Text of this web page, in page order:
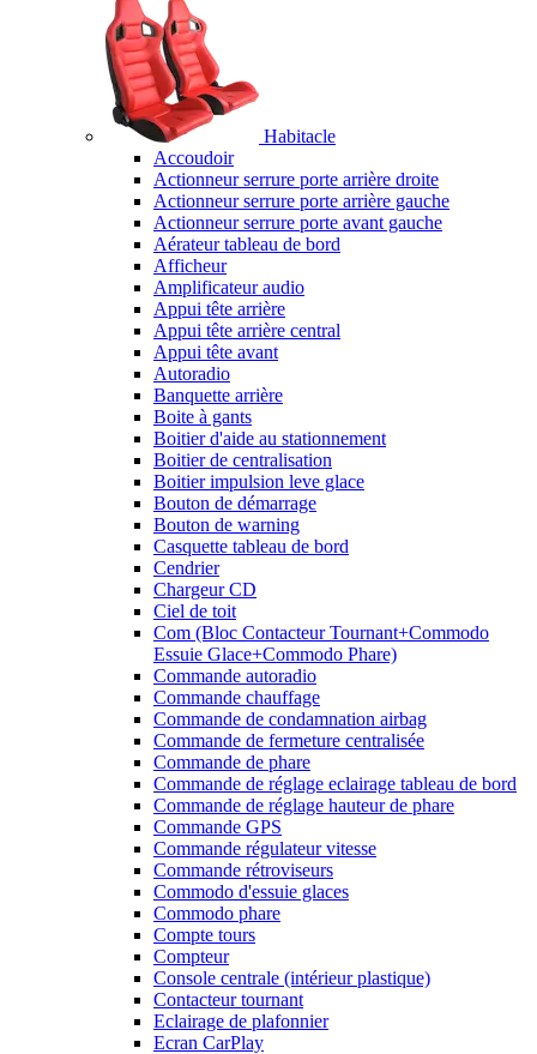
Habitacle
Accoudoir
Actionneur serrure porte arrière droite
Actionneur serrure porte arrière gauche
Actionneur serrure porte avant gauche
Aérateur tableau de bord
Afficheur
Amplificateur audio
Appui tête arrière
Appui tête arrière central
Appui tête avant
Autoradio
Banquette arrière
Boite à gants
Boitier d'aide au stationnement
Boitier de centralisation
Boitier impulsion leve glace
Bouton de démarrage
Bouton de warning
Casquette tableau de bord
Cendrier
Chargeur CD
Ciel de toit
Com (Bloc Contacteur Tournant+Commodo
Essuie Glace+Commodo Phare)
Commande autoradio
Commande chauffage
Commande de condamnation airbag
Commande de fermeture centralisée
Commande de phare
Commande de réglage eclairage tableau de bord
Commande de réglage hauteur de phare
Commande GPS
Commande régulateur vitesse
Commande rétroviseurs
Commodo d'essuie glaces
Commodo phare
Compte tours
Compteur
Console centrale (intérieur plastique)
Contacteur tournant
Eclairage de plafonnier
Ecran CarPlay